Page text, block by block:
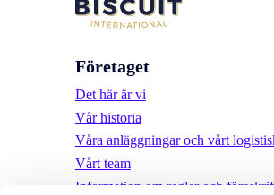
Företaget
Det här är vi
Vår historia
Våra anläggningar och vårt
Vårt team
Information om regler och